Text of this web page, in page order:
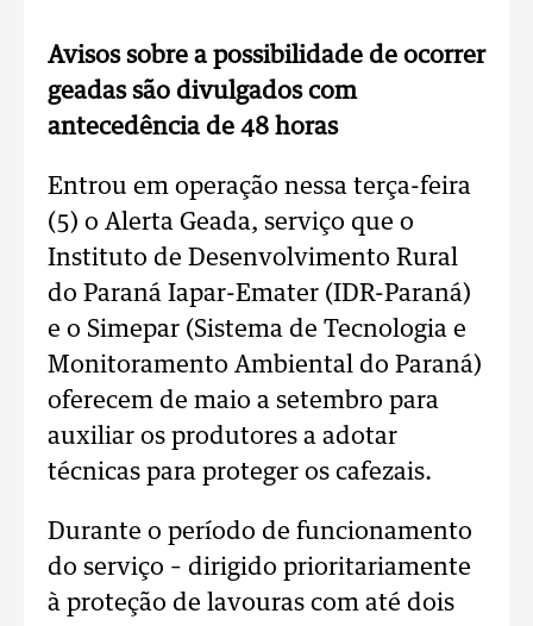
Avisos sobre a possibilidade de ocorrer
geadas são divulgados com
antecedência de 48 horas
Entrou em operação nessa terça-feira
(5) o Alerta Geada, serviço que o
Instituto de Desenvolvimento Rural
do Paraná Iapar-Emater (IDR-Paraná)
e o Simepar (Sistema de Tecnologia e
Monitoramento Ambiental do Paraná)
oferecem de maio a setembro para
auxiliar os produtores a adotar
técnicas para proteger os cafezais.
Durante o período de funcionamento
do serviço – dirigido prioritariamente
à proteção de lavouras com até dois